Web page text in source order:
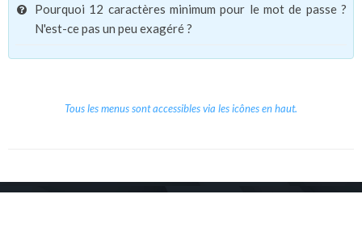
Pourquoi 12 caractères minimum pour le mot de passe ?
N'est-ce pas un peu exagéré ?
Tous les menus sont accessibles via les icônes en haut.